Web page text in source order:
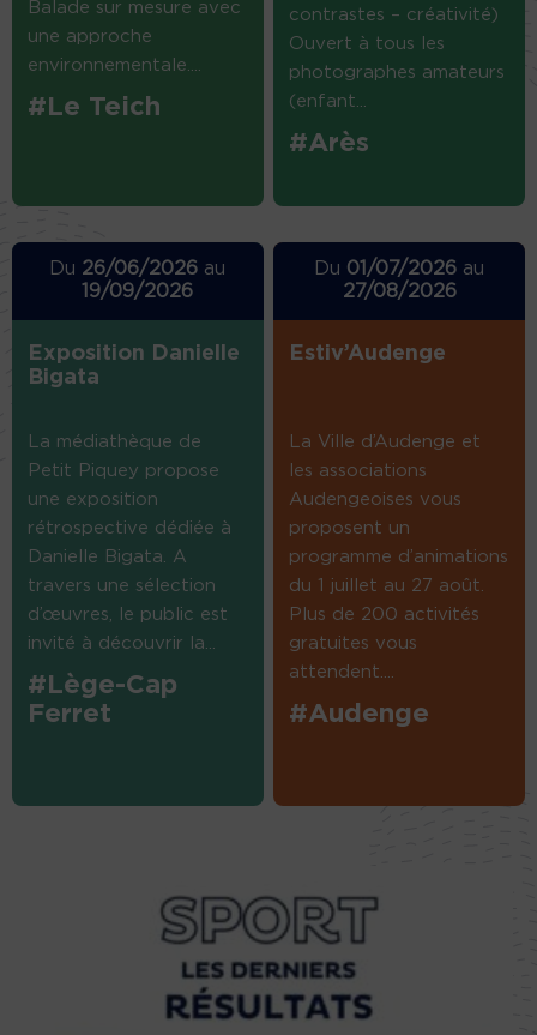
Balade sur mesure avec
une approche
environnementale....
#Le Teich
contrastes – créativité)
Ouvert à tous les
photographes amateurs
(enfant...
#Arès
Du 26/06/2026 au
19/09/2026
Exposition Danielle
Bigata
La médiathèque de
Petit Piquey propose
une exposition
rétrospective dédiée à
Danielle Bigata. A
travers une sélection
d’œuvres, le public est
invité à découvrir la...
#Lège-Cap
Ferret
Du 01/07/2026 au
27/08/2026
Estiv’Audenge
La Ville d’Audenge et
les associations
Audengeoises vous
proposent un
programme d’animations
du 1 juillet au 27 août.
Plus de 200 activités
gratuites vous
attendent....
#Audenge